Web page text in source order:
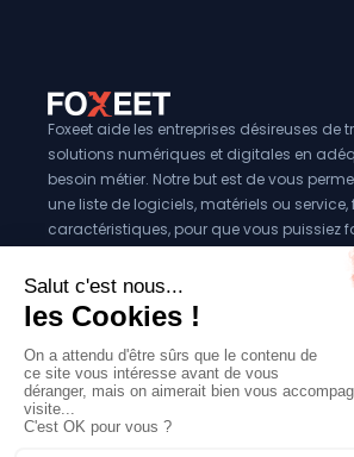
Foxeet aide les entreprises désireuses de
solutions numériques et digitales en
besoin métier. Notre but est de vous
une liste de logiciels, matériels ou service,
caractéristiques, pour que vous puissiez
Vous êtes
Se référencer sur
Réseaux
Mentions légales